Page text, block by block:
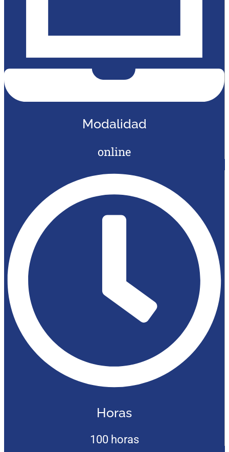
Modalidad
online
Horas
100 horas